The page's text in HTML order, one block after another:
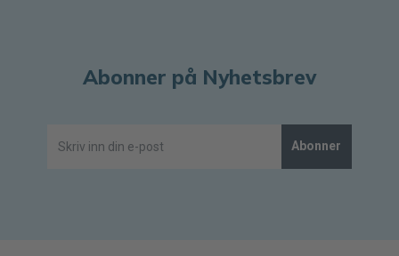
Abonner på Nyhetsbrev
Abonner